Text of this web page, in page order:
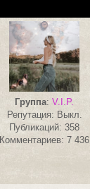
Группа: V.I.P.
Репутация: Выкл.
Публикаций: 358
Комментариев: 7 436